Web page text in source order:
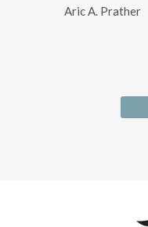
Aric A. Prather